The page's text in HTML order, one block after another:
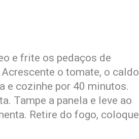
e frite os pedaços de
o tomate, o caldo
e cozinhe por 40 minutos.
Tampe a panela e leve ao
Retire do fogo, coloque